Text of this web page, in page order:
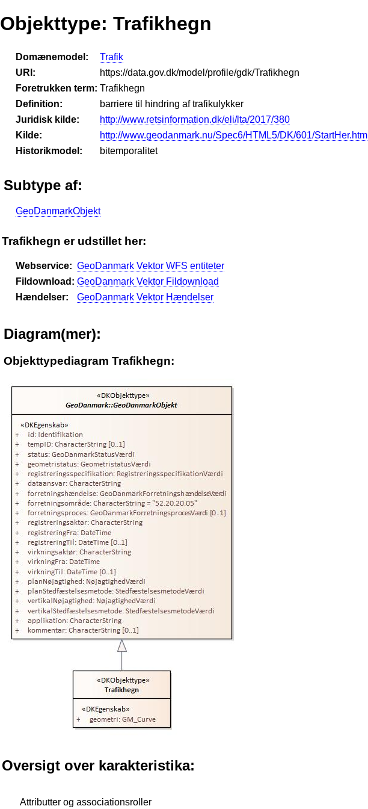
Objekttype: Trafikhegn
Domænemodel:
Trafik
URI:
https://data.gov.dk/model/profile/gdk/Trafikhegn
Foretrukken term: Trafikhegn
Definition:
barriere til hindring af trafikulykker
Juridisk kilde:
http://www.retsinformation.dk/eli/lta/2017/380
Kilde:
http://www.geodanmark.nu/Spec6/HTML5/DK/601/StartHer.htm
Historikmodel:
bitemporalitet
Subtype af:
GeoDanmarkObjekt
Trafikhegn er udstillet her:
Webservice: GeoDanmark Vektor WFS entiteter
Fildownload: GeoDanmark Vektor Fildownload
Hændelser:
GeoDanmark Vektor Hændelser
Diagram(mer):
Objekttypediagram Trafikhegn:
Oversigt over karakteristika:
Attributter og associationsroller